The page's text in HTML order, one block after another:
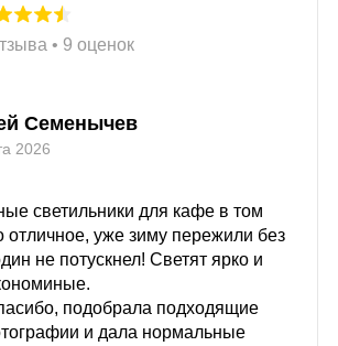
• 9 оценок
Семенычев
2026
светильники для кафе в том
отличное, уже зиму пережили без
не потускнел! Светят ярко и
подобрала подходящие
и дала нормальные